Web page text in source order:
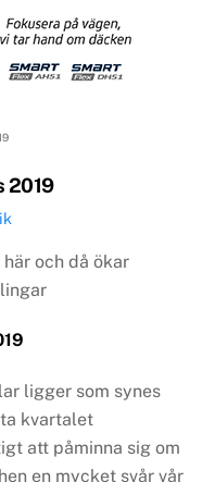
2019
och då ökar
ligger som synes
kvartalet
att påminna sig om
en mycket svår vår